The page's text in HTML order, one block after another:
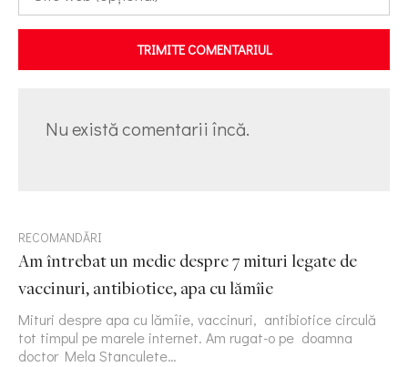
TRIMITE COMENTARIUL
Nu există comentarii încă.
RECOMANDĂRI
Am întrebat un medic despre 7 mituri legate de
vaccinuri, antibiotice, apa cu lămîie
Mituri despre apa cu lămîie, vaccinuri, antibiotice circulă
tot timpul pe marele internet. Am rugat-o pe doamna
doctor Mela Stanculete…